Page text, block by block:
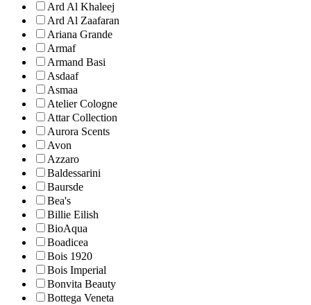
Ard Al Khaleej
Ard Al Zaafaran
Ariana Grande
Armaf
Armand Basi
Asdaaf
Asmaa
Atelier Cologne
Attar Collection
Aurora Scents
Avon
Azzaro
Baldessarini
Baursde
Bea's
Billie Eilish
BioAqua
Boadicea
Bois 1920
Bois Imperial
Bonvita Beauty
Bottega Veneta